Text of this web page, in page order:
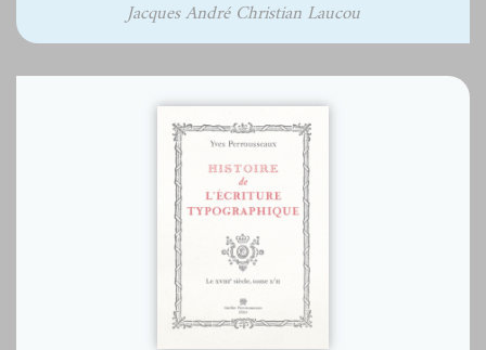
Jacques André Christian Laucou